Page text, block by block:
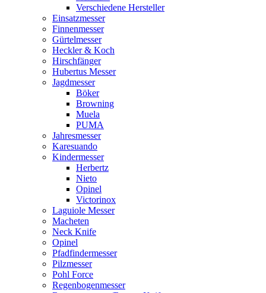
Verschiedene Hersteller
Einsatzmesser
Finnenmesser
Gürtelmesser
Heckler & Koch
Hirschfänger
Hubertus Messer
Jagdmesser
Böker
Browning
Muela
PUMA
Jahresmesser
Karesuando
Kindermesser
Herbertz
Nieto
Opinel
Victorinox
Laguiole Messer
Macheten
Neck Knife
Opinel
Pfadfindermesser
Pilzmesser
Pohl Force
Regenbogenmesser